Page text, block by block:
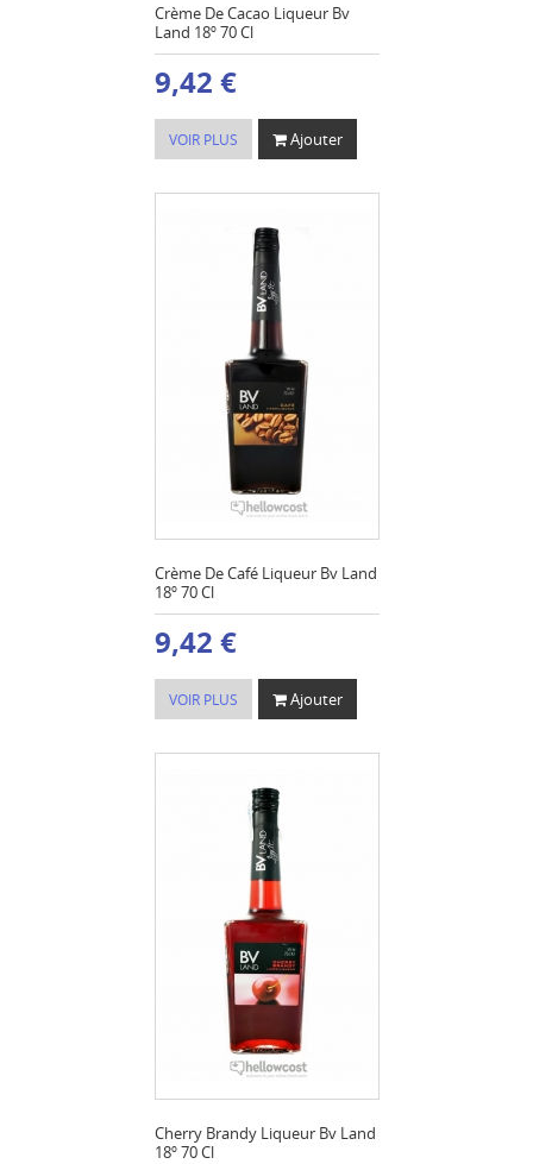
Crème De Cacao Liqueur Bv
Land 18º 70 Cl
9,42 €
VOIR PLUS Ajouter
Crème De Café Liqueur Bv Land
18º 70 Cl
9,42 €
VOIR PLUS Ajouter
Cherry Brandy Liqueur Bv Land
18º 70 Cl